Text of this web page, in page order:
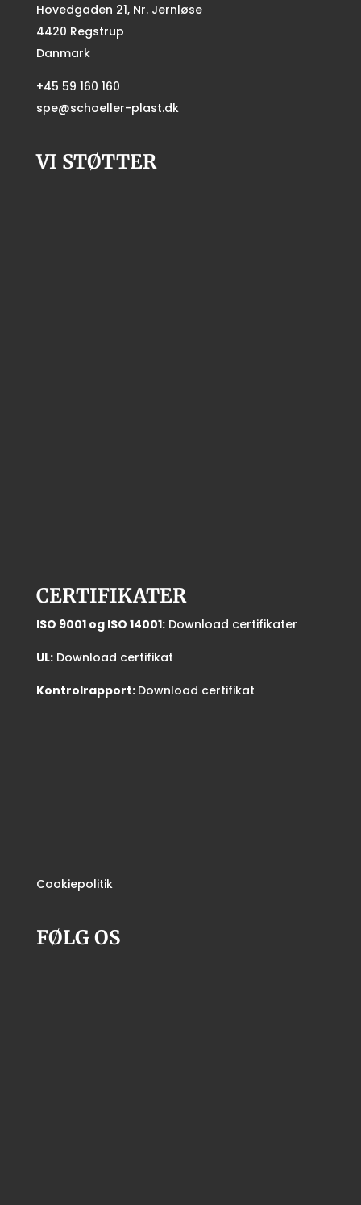
Hovedgaden 21, Nr. Jernløse
4420 Regstrup
Danmark
+45 59 160 160
spe@schoeller-plast.dk
VI STØTTER
CERTIFIKATER
ISO 9001 og ISO 14001: Download certifikater
UL: Download certifikat
Kontrolrapport: Download certifikat
Cookiepolitik
FØLG OS